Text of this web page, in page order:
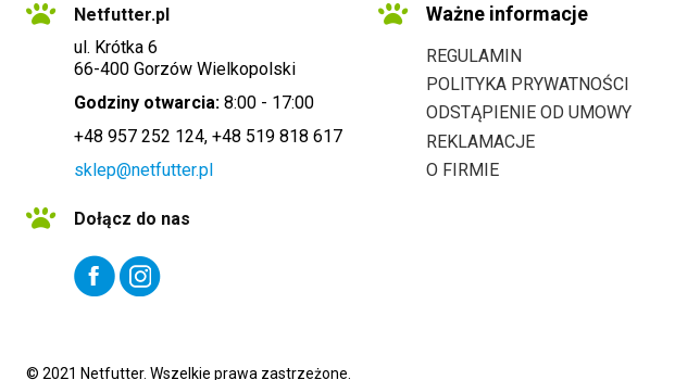
Netfutter.pl
ul. Krótka 6
66-400 Gorzów Wielkopolski
Godziny otwarcia: 8:00 - 17:00
+48 957 252 124, +48 519 818 617
sklep@netfutter.pl
Dołącz do nas
Ważne informacje
REGULAMIN
POLITYKA PRYWATNOŚCI
ODSTĄPIENIE OD UMOWY
REKLAMACJE
O FIRMIE
© 2021 Netfutter. Wszelkie prawa zastrzeżone.